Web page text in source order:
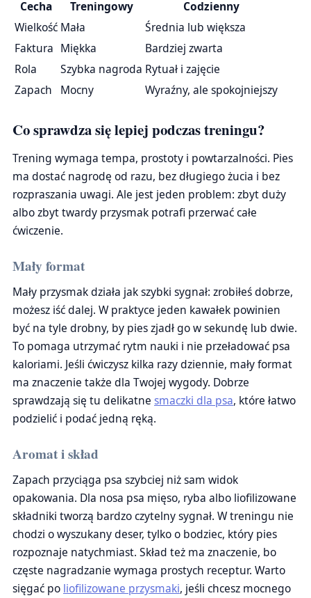
Cecha Treningowy
Codzienny
Wielkość Mała
Średnia lub większa
Faktura Miękka
Bardziej zwarta
Rola
Szybka nagroda Rytuał i zajęcie
Zapach
Mocny Wyraźny, ale spokojniejszy
Co sprawdza się lepiej podczas treningu?
Trening wymaga tempa, prostoty i powtarzalności. Pies
ma dostać nagrodę od razu, bez długiego żucia i bez
rozpraszania uwagi. Ale jest jeden problem: zbyt duży
albo zbyt twardy przysmak potrafi przerwać całe
ćwiczenie.
Mały format
Mały przysmak działa jak szybki sygnał: zrobiłeś dobrze,
możesz iść dalej. W praktyce jeden kawałek powinien
być na tyle drobny, by pies zjadł go w sekundę lub dwie.
To pomaga utrzymać rytm nauki i nie przeładować psa
kaloriami. Jeśli ćwiczysz kilka razy dziennie, mały format
ma znaczenie także dla Twojej wygody. Dobrze
sprawdzają się tu delikatne smaczki dla psa, które łatwo
podzielić i podać jedną ręką.
Aromat i skład
Zapach przyciąga psa szybciej niż sam widok
opakowania. Dla nosa psa mięso, ryba albo liofilizowane
składniki tworzą bardzo czytelny sygnał. W treningu nie
chodzi o wyszukany deser, tylko o bodziec, który pies
rozpoznaje natychmiast. Skład też ma znaczenie, bo
częste nagradzanie wymaga prostych receptur. Warto
sięgać po liofilizowane przysmaki, jeśli chcesz mocnego